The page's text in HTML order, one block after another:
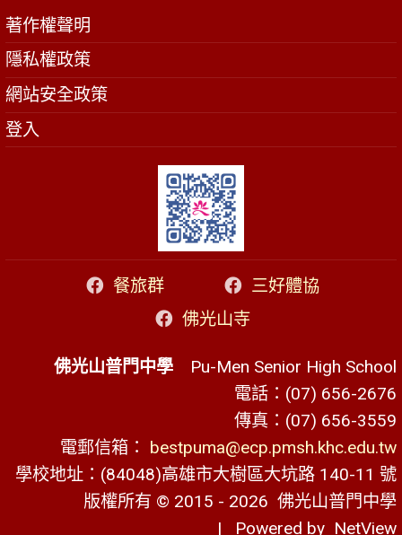
著作權聲明
隱私權政策
網站安全政策
登入
餐旅群
三好體協
佛光山寺
佛光山普門中學 Pu-Men Senior High School
電話：(07) 656-2676
傳真：(07) 656-3559
電郵信箱： bestpuma@ecp.pmsh.khc.edu.tw
學校地址：(84048)高雄市大樹區大坑路 140-11 號
版權所有 © 2015 - 2026 佛光山普門中學
| Powered by NetView